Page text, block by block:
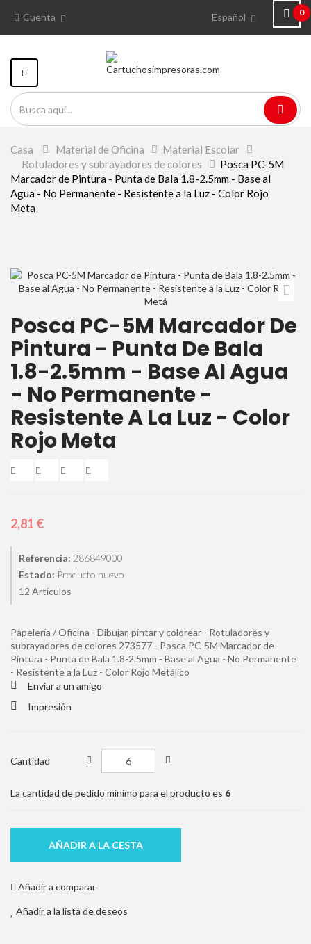
0
Español
Cuenta
Navegación
Toggle
Casa > Material de Oficina > Material Escolar
Rotuladores y subrayadores de colores > Posca PC-5M
Marcador de Pintura - Punta de Bala 1.8-2.5mm - Base al
Agua - No Permanente - Resistente a la Luz - Color Rojo
Meta
Posca PC-5M Marcador De
Pintura - Punta De Bala
1.8-2.5mm - Base Al Agua
- No Permanente -
Resistente A La Luz - Color
Rojo Meta
2,81 €
Referencia: 286849000
Estado: Producto nuevo
12 Artículos
Papelería / Oficina - Dibujar, pintar y colorear - Rotuladores y
subrayadores de colores 273577 - Posca PC-5M Marcador de
Pintura - Punta de Bala 1.8-2.5mm - Base al Agua - No Permanente
- Resistente a la Luz - Color Rojo Metálico
Enviar a un amigo
Impresión
Cantidad
La cantidad de pedido mínimo para el producto es 6
AÑADIR A LA CESTA
Añadir a comparar
Añadir a la lista de deseos